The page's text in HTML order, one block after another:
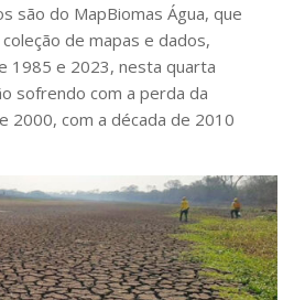
são do MapBiomas Água, que
de mapas e dados,
1985 e 2023, nesta quarta
sofrendo com a perda da
2000, com a década de 2010